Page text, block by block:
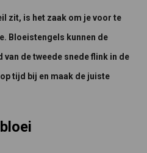
zit, is het zaak om je voor te
Bloeistengels kunnen de
de tweede snede flink in de
tijd bij en maak de juiste